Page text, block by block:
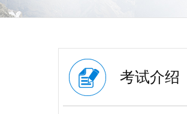
考试介绍